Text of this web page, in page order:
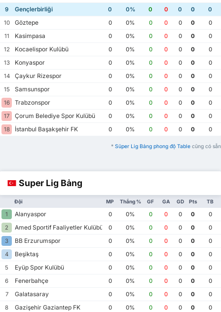
9
Gençlerbirliği 0 0% 0 0 0 0
0
10
Göztepe 0 0% 0 0 0 0
0
11
Kasimpasa 0 0% 0 0 0 0
0
12
Kocaelispor Kulübü 0 0% 0 0 0 0
0
13
Konyaspor 0 0% 0 0 0 0
0
14
Çaykur Rizespor 0 0% 0 0 0 0
0
15
Samsunspor 0 0% 0 0 0 0
0
16
Trabzonspor 0 0% 0 0 0 0
0
17
Çorum Belediye Spor Kulübü 0 0% 0 0 0 0
0
18
İstanbul Başakşehir FK 0 0% 0 0 0 0 0
* Süper Lig Bảng phong độ Table cũng có sẵn
Super Lig Bảng
Đội MP Thắng % GF GA GD Pts TB
1 Alanyaspor 0 0% 0 0 0 0
0
2
Amed Sportif Faaliyetler Kulübü 0 0% 0 0 0 0
0
3
BB Erzurumspor 0 0% 0 0 0 0
0
4
Beşiktaş 0 0% 0 0 0 0
0
5
Eyüp Spor Kulübü 0 0% 0 0 0 0
0
6
Fenerbahçe 0 0% 0 0 0 0
0
7
Galatasaray 0 0% 0 0 0 0
0
8
Gazişehir Gaziantep FK 0 0% 0 0 0 0
0